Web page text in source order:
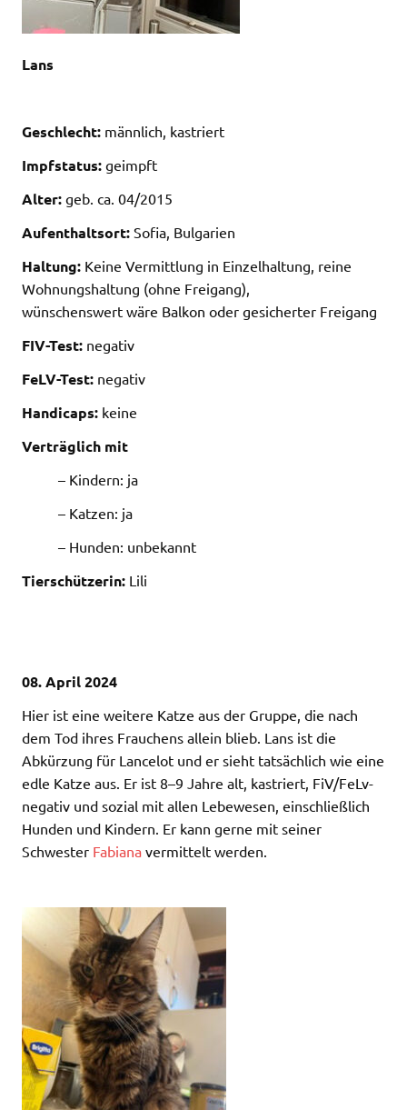
Lans
Geschlecht: männlich, kastriert
Impfstatus: geimpft
Alter: geb. ca. 04/2015
Aufenthaltsort: Sofia, Bulgarien
Haltung: Keine Vermittlung in Einzelhaltung, reine
Wohnungshaltung (ohne Freigang),
wünschenswert wäre Balkon oder gesicherter Freigang
FIV-Test: negativ
FeLV-Test: negativ
Handicaps: keine
Verträglich mit
– Kindern: ja
– Katzen: ja
– Hunden: unbekannt
Tierschützerin: Lili
08. April 2024
Hier ist eine weitere Katze aus der Gruppe, die nach
dem Tod ihres Frauchens allein blieb. Lans ist die
Abkürzung für Lancelot und er sieht tatsächlich wie eine
edle Katze aus. Er ist 8–9 Jahre alt, kastriert, FiV/FeLv-
negativ und sozial mit allen Lebewesen, einschließlich
Hunden und Kindern. Er kann gerne mit seiner
Schwester Fabiana vermittelt werden.